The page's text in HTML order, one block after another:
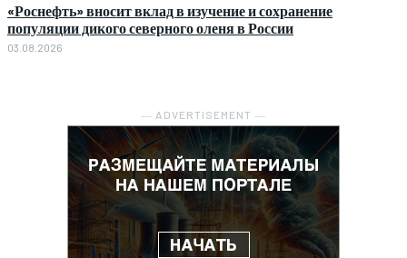
«Роснефть» вносит вклад в изучение и сохранение
популяции дикого северного оленя в России
03.08.2026
― ADVERTISEMENT ―